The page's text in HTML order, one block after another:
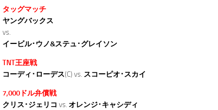
タッグマッチ
ヤングバックス
vs.
イービル･ウノ&ステュ･グレイソン
TNT王座戦
コーディ･ローデス(C) vs. スコーピオ･スカイ
7,000ドル弁償戦
クリス･ジェリコ vs. オレンジ･キャシディ